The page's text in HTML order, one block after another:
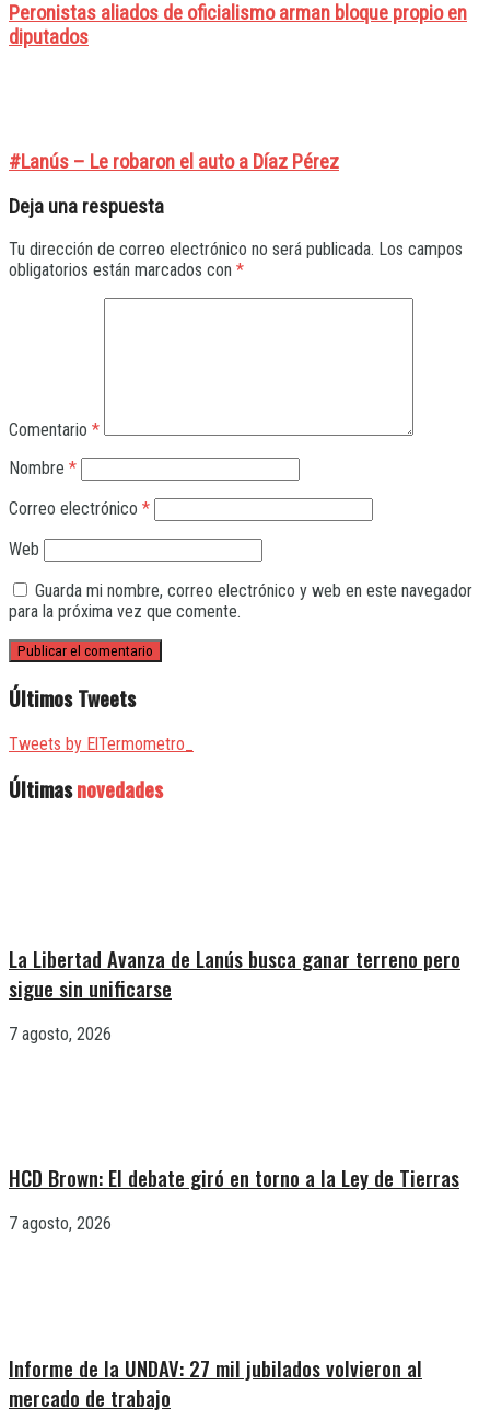
Peronistas aliados de oficialismo arman bloque propio en
diputados
#Lanús – Le robaron el auto a Díaz Pérez
Deja una respuesta
Tu dirección de correo electrónico no será publicada. Los campos
obligatorios están marcados con *
Comentario *
Nombre *
Correo electrónico *
Web
Guarda mi nombre, correo electrónico y web en este navegador
para la próxima vez que comente.
Últimos Tweets
Tweets by ElTermometro_
Últimasnovedades
La Libertad Avanza de Lanús busca ganar terreno pero
sigue sin unificarse
7 agosto, 2026
HCD Brown: El debate giró en torno a la Ley de Tierras
7 agosto, 2026
Informe de la UNDAV: 27 mil jubilados volvieron al
mercado de trabajo